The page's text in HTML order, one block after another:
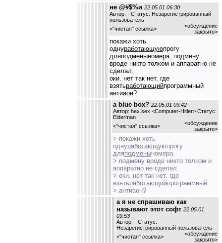
не @#$%и 22.05.01 06:30
Автор: - Статус: Незарегистрированный
пользователь
<"чистая" ссылка>
<обсуждение
закрыто>
покажи хоть
однуработающуюпрогу
дляподменыномера. подмену
вроде никто толком и аппаратно не
сделал.
оки. нет так нет. где
взятьработающийпрограммный
антиаон?
а blue box? 22.05.01 09:42
Автор: hex.sex <Computer-Hitler> Статус:
Elderman
<"чистая" ссылка>
<обсуждение
закрыто>
> покажи хоть
однуработающуюпрогу
дляподменыномера.
> подмену вроде никто толком и
аппаратно не сделал.
> оки. нет так нет. где
взятьработающийпрограммный
> антиаон?
а я не спрашиваю как
называют этот софт 22.05.01
09:53
Автор: - Статус:
Незарегистрированный пользователь
<"чистая" ссылка>
<обсуждение
закрыто>